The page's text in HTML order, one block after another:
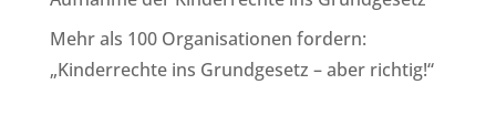
Mehr als 100 Organisationen fordern:
„Kinderrechte ins Grundgesetz – aber richtig!“